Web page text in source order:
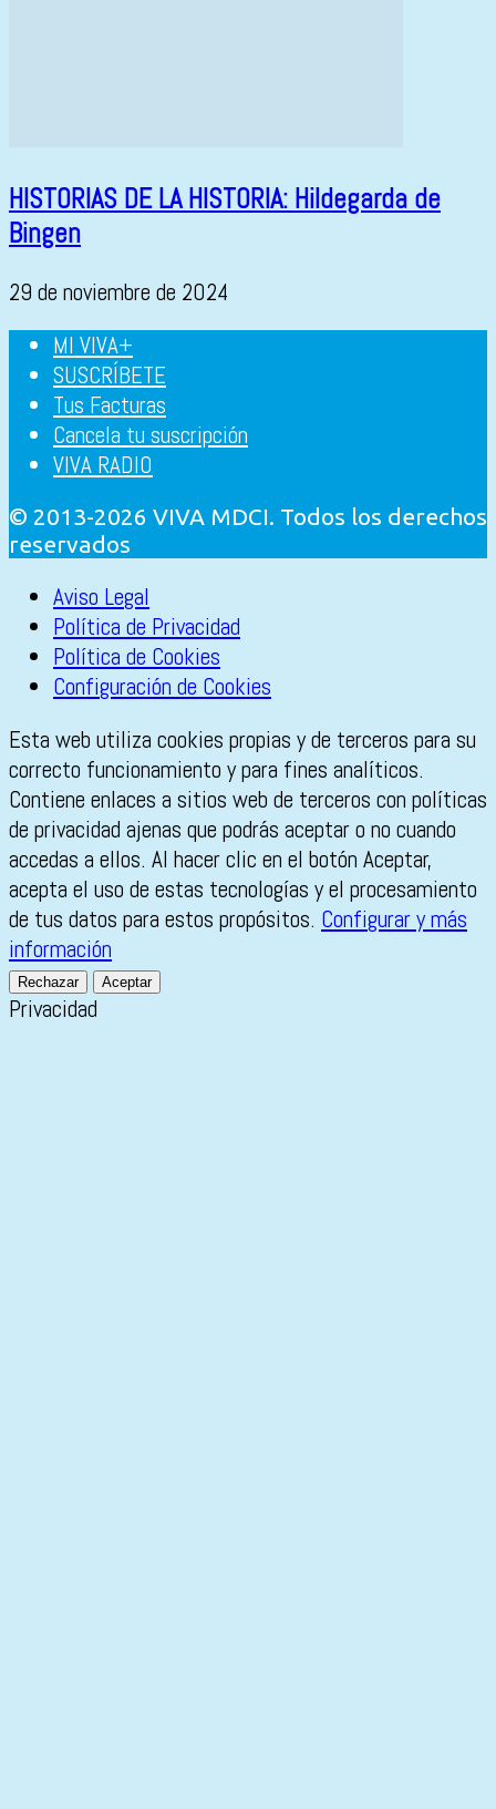
HISTORIAS DE LA HISTORIA: Hildegarda de
Bingen
29 de noviembre de 2024
MI VIVA+
SUSCRÍBETE
Tus Facturas
Cancela tu suscripción
VIVA RADIO
© 2013-2026 VIVA MDCI. Todos los derechos
reservados
Aviso Legal
Política de Privacidad
Política de Cookies
Configuración de Cookies
Esta web utiliza cookies propias y de terceros para su
correcto funcionamiento y para fines analíticos.
Contiene enlaces a sitios web de terceros con políticas
de privacidad ajenas que podrás aceptar o no cuando
accedas a ellos. Al hacer clic en el botón Aceptar,
acepta el uso de estas tecnologías y el procesamiento
de tus datos para estos propósitos. Configurar y más
información
Rechazar Aceptar
Privacidad